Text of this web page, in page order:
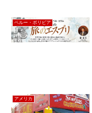
ペルー・ボリビア
アメリカ